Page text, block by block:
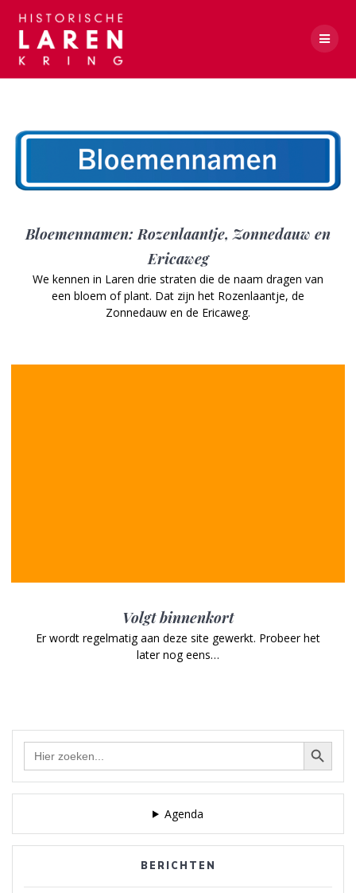
Bloemennamen: Rozenlaantje, Zonnedauw en
Ericaweg
We kennen in Laren drie straten die de naam dragen van
een bloem of plant. Dat zijn het Rozenlaantje, de
Zonnedauw en de Ericaweg.
Volgt binnenkort
Er wordt regelmatig aan deze site gewerkt. Probeer het
later nog eens…
Zoek Zoekknop
Agenda
BERICHTEN